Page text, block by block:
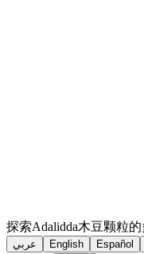
探索Adalidda木豆颗粒
عربي English Español